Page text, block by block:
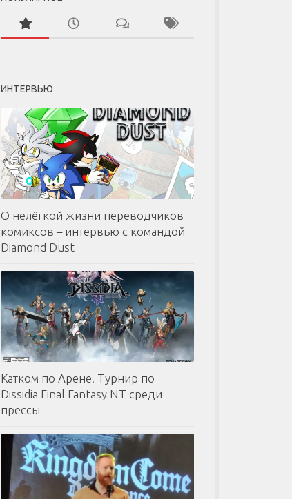
ИНТЕРВЬЮ
О нелёгкой жизни переводчиков
комиксов – интервью с командой
Diamond Dust
Катком по Арене. Турнир по
Dissidia Final Fantasy NT среди
прессы